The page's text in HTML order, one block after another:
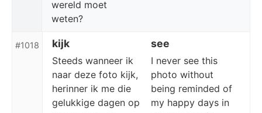
wereld moet
weten?
#1018 kijk see
Steeds wanneer ik
naar deze foto kijk,
herinner ik me die
gelukkige dagen op
I never see this
photo without
being reminded of
my happy days in